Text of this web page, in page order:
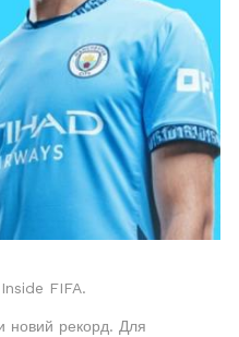
Inside FIFA.
новий рекорд. Для